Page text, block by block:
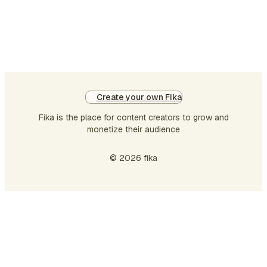
Create your own Fika
Fika is the place for content creators to grow and
monetize their audience
© 2026 fika